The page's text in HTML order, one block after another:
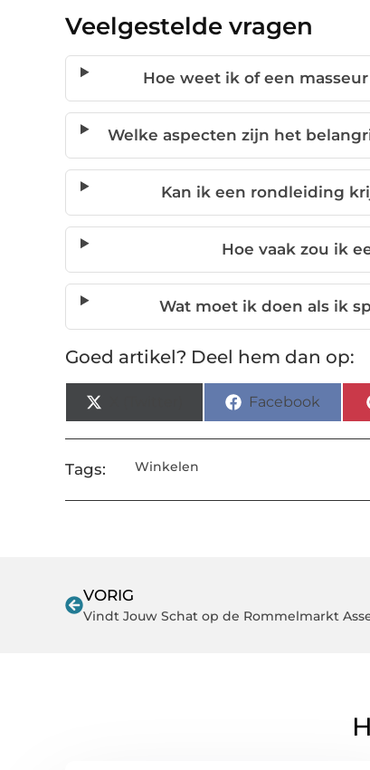
Veelgestelde vragen
Hoe weet ik of een
Welke aspecten zijn het
Kan ik een rondleiding
Hoe vaak zou ik
Wat moet ik doen als ik
Goed artikel? Deel hem dan op:
Facebook
Tags: Winkelen
VORIG
Vindt Jouw Schat op de Rommelmarkt